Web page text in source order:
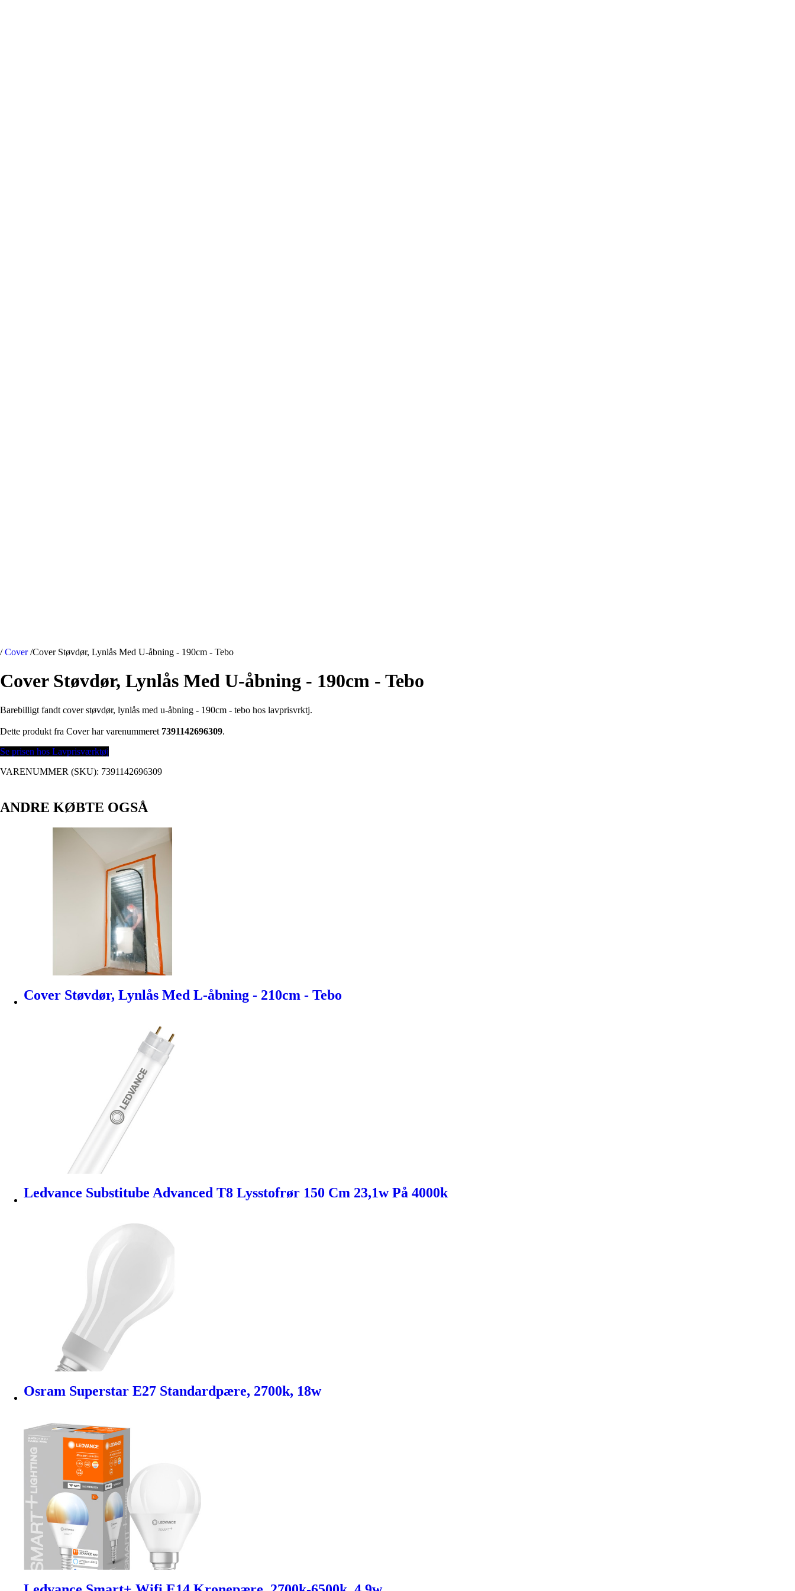
/ Cover /Cover Støvdør, Lynlås Med U-åbning - 190cm - Tebo
Cover Støvdør, Lynlås Med U-åbning - 190cm - Tebo
Barebilligt fandt cover støvdør, lynlås med u-åbning - 190cm - tebo hos lavprisvrktj.
Dette produkt fra Cover har varenummeret 7391142696309.
Se prisen hos Lavprisværktøj
VARENUMMER (SKU): 7391142696309
ANDRE KØBTE OGSÅ
Cover Støvdør, Lynlås Med L-åbning - 210cm - Tebo
Ledvance Substitube Advanced T8 Lysstofrør 150 Cm 23,1w På 4000k
Osram Superstar E27 Standardpære, 2700k, 18w